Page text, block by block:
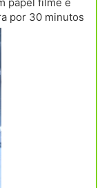
por 30 minutos